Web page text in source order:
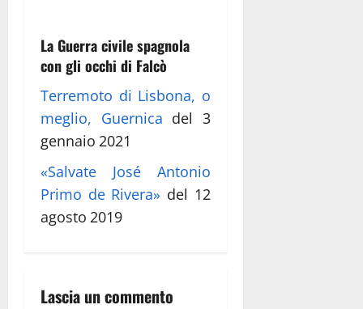
La Guerra civile spagnola
con gli occhi di Falcò
Terremoto di Lisbona, o
meglio, Guernica del 3
gennaio 2021
«Salvate José Antonio
Primo de Rivera» del 12
agosto 2019
Lascia un commento